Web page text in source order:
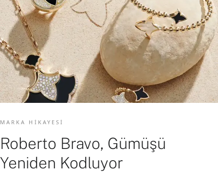
MARKA HIKAYESI
Roberto Bravo, Gümüşü
Yeniden Kodluyor